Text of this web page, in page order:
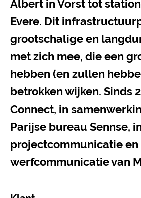
Albert in Vorst tot
Evere. Dit
grootschalige en
met zich mee, die een
hebben (en zullen
betrokken wijken. Sinds
Connect, in
Parijse bureau Sennse,
projectcommunicatie en
werfcommunicatie van